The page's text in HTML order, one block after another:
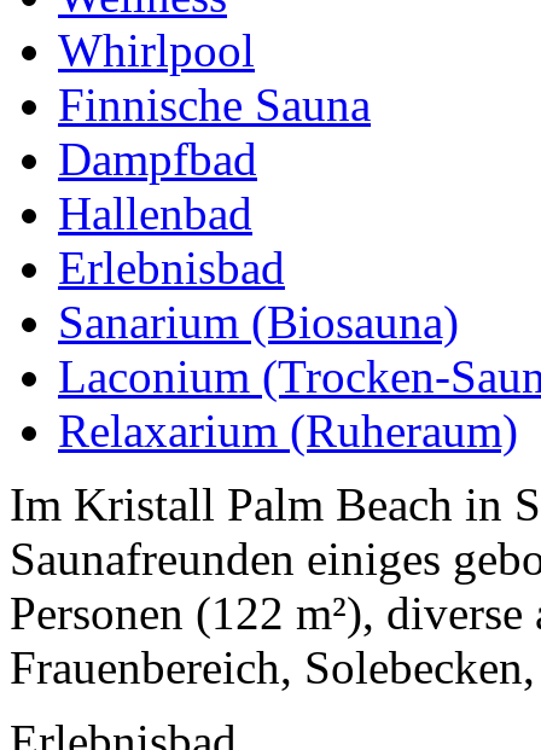
Whirlpool
Finnische Sauna
Dampfbad
Hallenbad
Erlebnisbad
Sanarium (Biosauna)
Laconium (Trocken-
Relaxarium (Ruheraum)
Im Kristall Palm Beach in
Saunafreunden einiges
Personen (122 m²),
Frauenbereich,